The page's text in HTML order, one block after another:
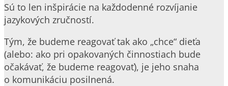
Sú to len inšpirácie na každodenné rozvíjanie
jazykových zručností.
Tým, že budeme reagovať tak ako „chce“ dieťa
(alebo: ako pri opakovaných činnostiach bude
očakávať, že budeme reagovať), je jeho snaha
o komunikáciu posilnená.